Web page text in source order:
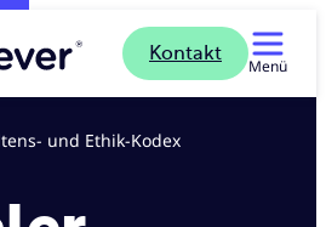
Kontakt
Menü
und Ethik-Kodex